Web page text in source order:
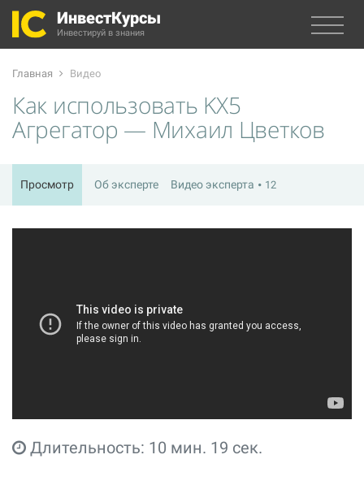
ИнвестКурсы
Инвестируй в знания
Главная Видео
Как использовать KX5
Агрегатор — Михаил Цветков
Просмотр Об эксперте Видео эксперта 12
Длительность: 10 мин. 19 сек.